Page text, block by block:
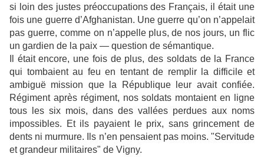
si loin des justes préoccupations des Français, il était une
fois une guerre d’Afghanistan. Une guerre qu’on n’appelait
pas guerre, comme on n’appelle plus, de nos jours, un flic
un gardien de la paix — question de sémantique.
Il était encore, une fois de plus, des soldats de la France
qui tombaient au feu en tentant de remplir la difficile et
ambiguë mission que la République leur avait confiée.
Régiment après régiment, nos soldats montaient en ligne
tous les six mois, dans des vallées perdues aux noms
impossibles. Et ils payaient le prix, sans grincement de
dents ni murmure. Ils n’en pensaient pas moins. "Servitude
et grandeur militaires" de Vigny.